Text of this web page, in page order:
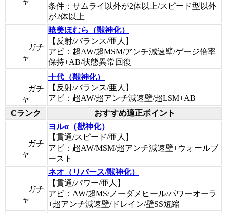
条件：サムライ以外が2体以上/スピード型以外
が2体以上
ガチ
ャ
暁美ほむら（獣神化）
【反射/バランス/亜人】
アビ：超AW/超MSM/アンチ減速壁/ゲージ倍率
保持+AB/状態異常回復
ガチ
ャ
十代（獣神化）
【反射/バランス/亜人】
アビ：超AW/超アンチ減速壁/超LSM+AB
Cランク
おすすめ適正ポイント
ガチ
ャ
ヨルα（獣神化）
【貫通/スピード/亜人】
アビ：超AW/MSM/超アンチ減速壁+ウォールブ
ースト
ガチ
ャ
ネオ（リバース/獣神化）
【貫通/パワー/亜人】
アビ：AW/超MS/ノーダメヒール/パワーオーラ
+超アンチ減速壁/ドレイン/壁SS短縮